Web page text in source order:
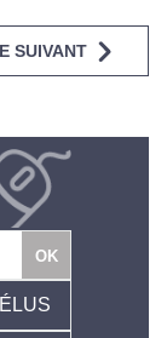
SUIVANT